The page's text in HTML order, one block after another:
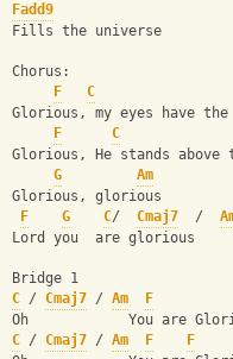
Fadd9
Fills the universe
Chorus:
F
C
Glorious, my eyes have
F
C
Glorious, He stands
G
Am
Glorious, glorious
F
G C/ Cmaj7
  /
Lord you  are glorious
Bridge 1
C / Cmaj7 / Am
F
Oh            You are
C / Cmaj7 / Am F
F